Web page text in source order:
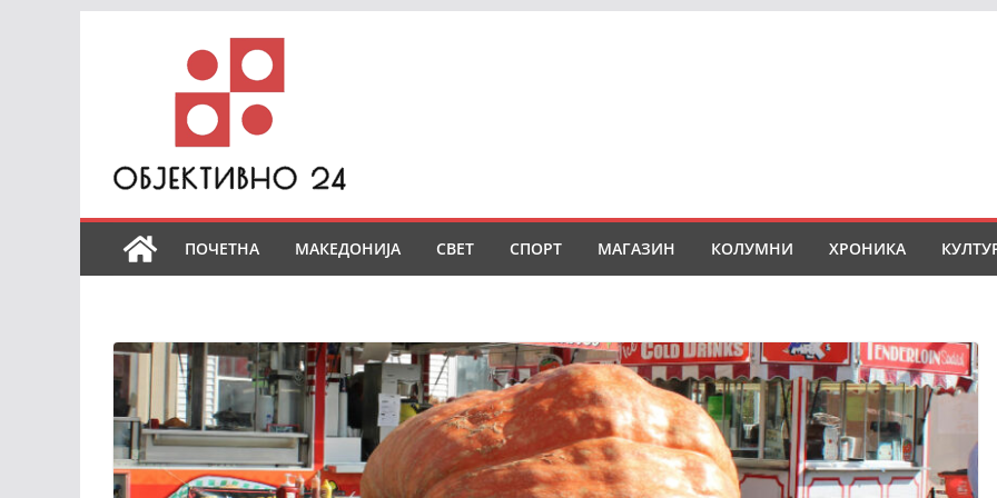
ПОЧЕТНА МАКЕДОНИЈА СВЕТ СПОРТ МАГАЗИН КОЛУМНИ ХРОНИКА